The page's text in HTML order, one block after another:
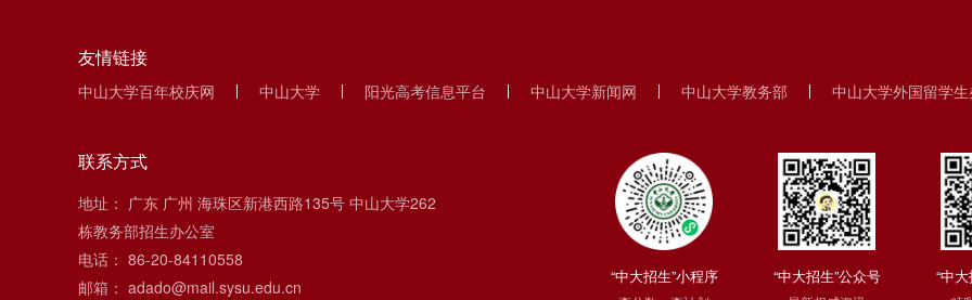
友情链接
中山大学百年校庆网 中山大学 阳光高考信息平台 中山大学新闻网 中山大学教务部 中山大学外国留学
联系方式
地址： 广东 广州 海珠区新港西路135号 中山大学262
栋教务部招生办公室
电话： 86-20-84110558
邮箱： adado@mail.sysu.edu.cn
“中大招生”小程序 “中大招生”公众号 “中